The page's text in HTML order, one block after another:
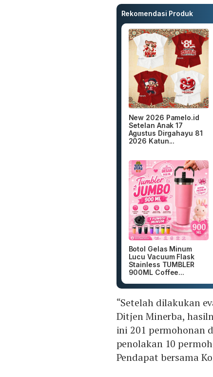
Rekomendasi Produk
New 2026 Pamelo.id
Setelan Anak 17
Agustus Dirgahayu 81
2026 Katun...
Botol Gelas Minum
Lucu Vacuum Flask
Stainless TUMBLER
900ML Coffee...
“Setelah dilakukan
Ditjen Minerba,
ini 201 permohonan
penolakan 10
Pendapat bersama